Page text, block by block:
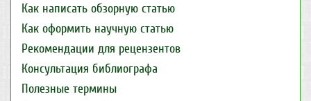
Как написать обзорную статью
Как оформить научную статью
Рекомендации для рецензентов
Консультация библиографа
Полезные термины